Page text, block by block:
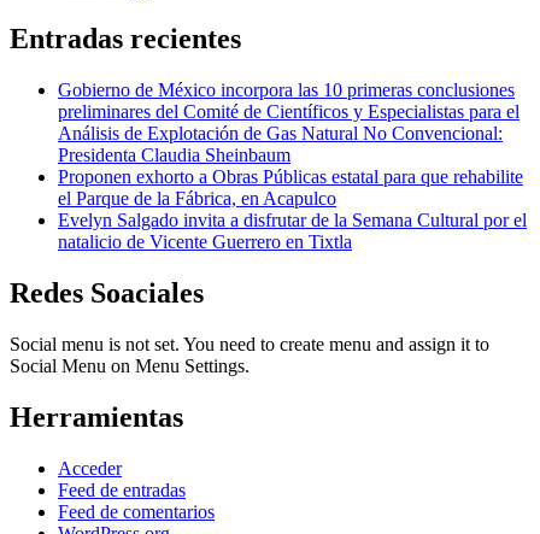
Entradas recientes
Gobierno de México incorpora las 10 primeras conclusiones
preliminares del Comité de Científicos y Especialistas para el
Análisis de Explotación de Gas Natural No Convencional:
Presidenta Claudia Sheinbaum
Proponen exhorto a Obras Públicas estatal para que rehabilite
el Parque de la Fábrica, en Acapulco
Evelyn Salgado invita a disfrutar de la Semana Cultural por el
natalicio de Vicente Guerrero en Tixtla
Redes Soaciales
Social menu is not set. You need to create menu and assign it to
Social Menu on Menu Settings.
Herramientas
Acceder
Feed de entradas
Feed de comentarios